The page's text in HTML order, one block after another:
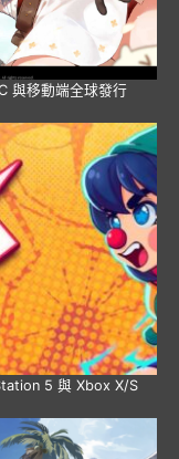
與移動端全球發行
5 與 Xbox X/S